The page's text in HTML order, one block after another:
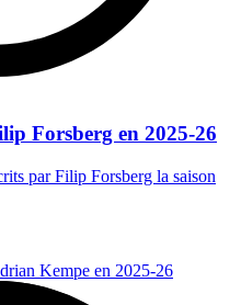
Forsberg en 2025-26
par Filip Forsberg la saison